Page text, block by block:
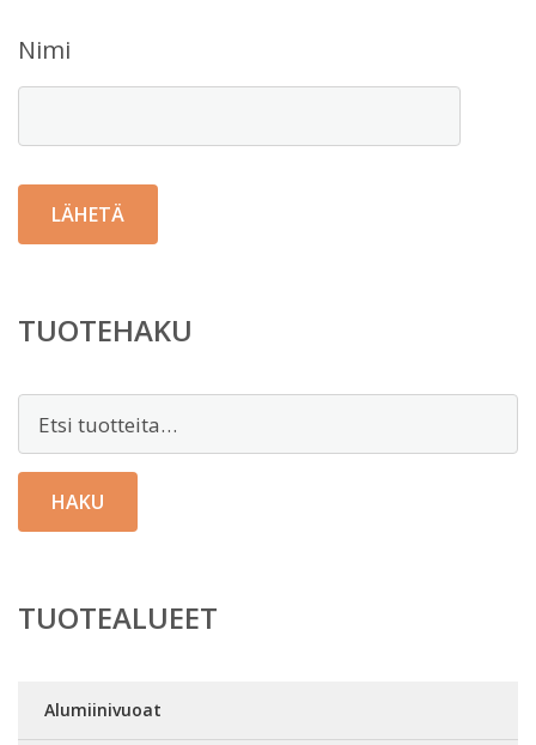
Nimi
TUOTEHAKU
HAKU
TUOTEALUEET
Alumiinivuoat